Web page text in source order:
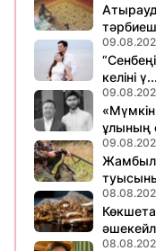
келіні ү...
ұлының